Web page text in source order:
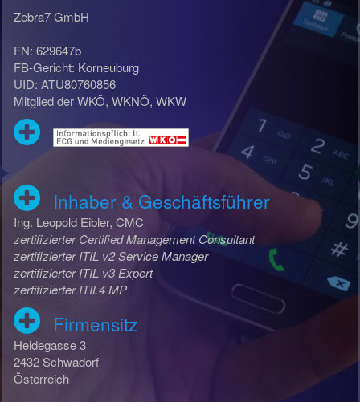
Zebra7 GmbH
FN: 629647b
FB-Gericht: Korneuburg
UID: ATU80760856
Mitglied der WKÖ, WKNÖ, WKW
Inhaber & Geschäftsführer
Ing. Leopold Eibler, CMC
zertifizierter Certified Management Consultant
zertifizierter ITIL v2 Service Manager
zertifizierter ITIL v3 Expert
zertifizierter ITIL4 MP
Firmensitz
Heidegasse 3
2432 Schwadorf
Österreich